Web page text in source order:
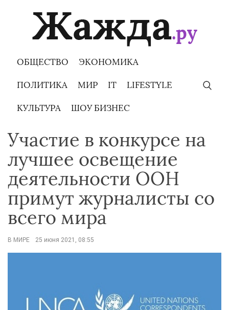
ОБЩЕСТВО ЭКОНОМИКА
ПОЛИТИКА МИР IT LIFESTYLE
КУЛЬТУРА ШОУ БИЗНЕС
Участие в конкурсе на
лучшее освещение
деятельности ООН
примут журналисты со
всего мира
В МИРЕ 25 июня 2021, 08:55